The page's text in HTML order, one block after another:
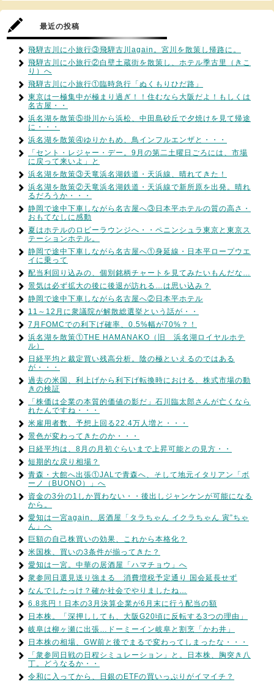
最近の投稿
飛騨古川に小旅行③飛騨古川again。宮川を散策し帰路に。
飛騨古川に小旅行②白壁土蔵街を散策し、ホテル季古里（きこ
り）へ
飛騨古川に小旅行①臨時急行「ぬくもりひだ路」
東京は一極集中が極まり過ぎ！！住むなら大阪だよ！もしくは
名古屋・・
浜名湖を散策⑤掛川から浜松、中田島砂丘で夕焼けを見て帰途
に・・・
浜名湖を散策④ゆりかもめ、鳥インフルエンザと・・・
「セント・レジャー・デー。9月の第二土曜日ごろには、市場
に戻って来いよ」と
浜名湖を散策③天竜浜名湖鉄道・天浜線、晴れてきた！
浜名湖を散策②天竜浜名湖鉄道・天浜線で新所原を出発。晴れ
るだろうか・・・
静岡で途中下車しながら名古屋へ③日本平ホテルの質の高さ・
おもてなしに感動
夏はホテルのロビーラウンジへ・・ペニンシュラ東京と東京ス
テーションホテル。
静岡で途中下車しながら名古屋へ①身延線・日本平ロープウエ
イに乗って
配当利回り込みの、個別銘柄チャートを見てみたいもんだな…
景気は必ず拡大の後に後退が訪れる…は思い込み？
静岡で途中下車しながら名古屋へ②日本平ホテル
11～12月に衆議院が解散総選挙という話が・・
7月FOMCでの利下げ確率、0.5%幅が70%？！
浜名湖を散策①THE HAMANAKO（旧 浜名湖ロイヤルホテ
ル）
日経平均と裁定買い残高分析。陰の極といえるのではある
が・・・
過去の米国、利上げから利下げ転換時における、株式市場の動
きの検証
「株価は企業の本質的価値の影だ」石川臨太郎さんが亡くなら
れたんですね・・・
米雇用者数、予想上回る22.4万人増と・・・
景色が変わってきたのか・・・
日経平均は、8月の月初ぐらいまで上昇可能との見方・・
短期的な戻り相場？
青森・大館へ出張①JALで青森へ、そして地元イタリアン「ボ
ーノ（BUONO）」へ
資金の3分の1しか買わない・・後出しジャンケンが可能になる
から。
愛知は一宮again、居酒屋「タラちゃん イクラちゃん 寅”ちゃ
ん」へ
巨額の自己株買いの効果、これから本格化？
米国株、買いの3条件が揃ってきた？
愛知は一宮。中華の居酒屋「ハマチョウ」へ
衆参同日選見送り強まる 消費増税予定通り 国会延長せず
なんでしたっけ？確か社会でやりましたね…
6.8兆円！日本の3月決算企業が6月末に行う配当の額
日本株。「深押ししても、大阪G20頃に反転する3つの理由」
岐阜は柳ヶ瀬に出張…ドーミーイン岐阜と割烹「かわ井」
日本株の相場、GW前と後でまるで変わってしまったな・・・
「衆参同日戦の日程シミュレーション」と。日本株、胸突き八
丁。どうなるか・・
令和に入ってから、日銀のETFの買いっぷりがイマイチ？